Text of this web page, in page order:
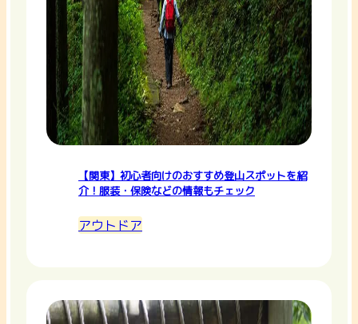
【関東】初心者向けのおすすめ登山スポットを紹
介！服装・保険などの情報もチェック
アウトドア